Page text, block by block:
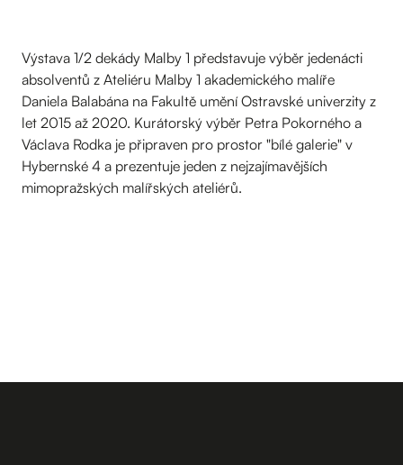
Výstava 1/2 dekády Malby 1 představuje výběr jedenácti
absolventů z Ateliéru Malby 1 akademického malíře
Daniela Balabána na Fakultě umění Ostravské univerzity z
let 2015 až 2020. Kurátorský výběr Petra Pokorného a
Václava Rodka je připraven pro prostor "bílé galerie" v
Hybernské 4 a prezentuje jeden z nejzajímavějších
mimopražských malířských ateliérů.